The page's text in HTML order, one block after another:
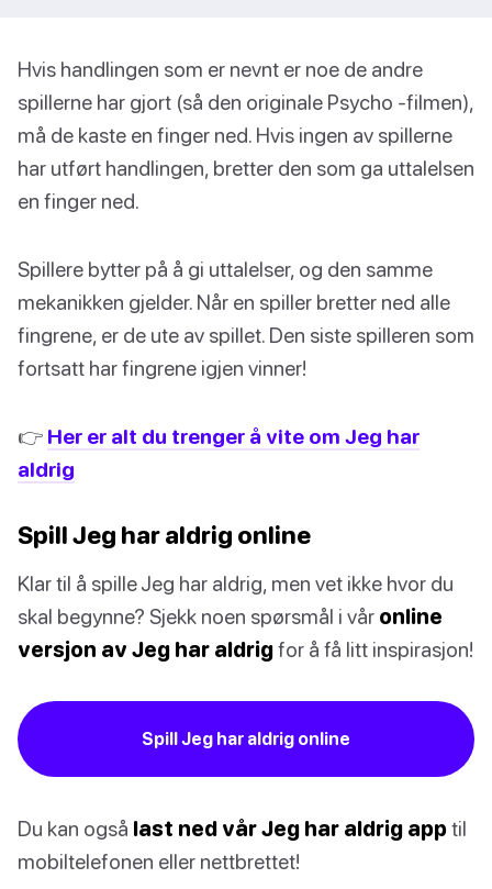
Hvis handlingen som er nevnt er noe de andre
spillerne har gjort (så den originale Psycho -filmen),
må de kaste en finger ned. Hvis ingen av spillerne
har utført handlingen, bretter den som ga uttalelsen
en finger ned.
Spillere bytter på å gi uttalelser, og den samme
mekanikken gjelder. Når en spiller bretter ned alle
fingrene, er de ute av spillet. Den siste spilleren som
fortsatt har fingrene igjen vinner!
👉 Her er alt du trenger å vite om Jeg har
aldrig
Spill Jeg har aldrig online
Klar til å spille Jeg har aldrig, men vet ikke hvor du
skal begynne? Sjekk noen spørsmål i vår online
versjon av Jeg har aldrigfor å få litt inspirasjon!
Spill Jeg har aldrig online
Du kan også last ned vår Jeg har aldrig apptil
mobiltelefonen eller nettbrettet!